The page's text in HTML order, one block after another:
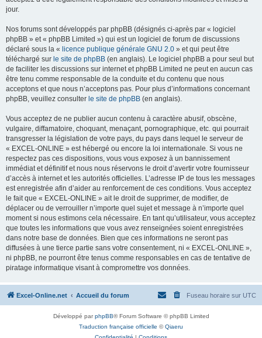
jour.
Nos forums sont développés par phpBB (désignés ci-après par « logiciel
phpBB » et « phpBB Limited ») qui est un logiciel de forum de discussions
déclaré sous la « licence publique générale GNU 2.0 » et qui peut être
téléchargé sur le site de phpBB (en anglais). Le logiciel phpBB a pour seul but
de faciliter les discussions sur internet et phpBB Limited ne peut en aucun cas
être tenu comme responsable de la conduite et du contenu que nous
acceptons et que nous n’acceptons pas. Pour plus d’informations concernant
phpBB, veuillez consulter le site de phpBB (en anglais).
Vous acceptez de ne publier aucun contenu à caractère abusif, obscène,
vulgaire, diffamatoire, choquant, menaçant, pornographique, etc. qui pourrait
transgresser la législation de votre pays, du pays dans lequel le serveur de
« EXCEL-ONLINE » est hébergé ou encore la loi internationale. Si vous ne
respectez pas ces dispositions, vous vous exposez à un bannissement
immédiat et définitif et nous nous réservons le droit d’avertir votre fournisseur
d’accès à internet et les autorités officielles. L’adresse IP de tous les messages
est enregistrée afin d’aider au renforcement de ces conditions. Vous acceptez
le fait que « EXCEL-ONLINE » ait le droit de supprimer, de modifier, de
déplacer ou de verrouiller n’importe quel sujet et message à n’importe quel
moment si nous estimons cela nécessaire. En tant qu’utilisateur, vous acceptez
que toutes les informations que vous avez renseignées soient enregistrées
dans notre base de données. Bien que ces informations ne seront pas
diffusées à une tierce partie sans votre consentement, ni « EXCEL-ONLINE »,
ni phpBB, ne pourront être tenus comme responsables en cas de tentative de
piratage informatique visant à compromettre vos données.
Excel-Online.net Accueil du forum Fuseau horaire sur UTC
Développé parphpBB® Forum Software © phpBB Limited
Traduction française officielle ©Qiaeru